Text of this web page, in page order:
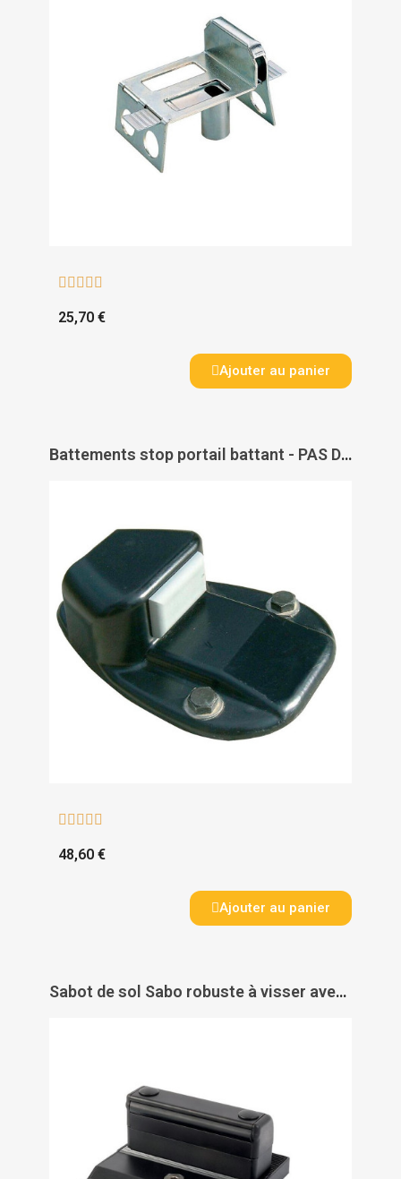
    
25,70 €
Ajouter au panier
Battements stop portail battant - PAS DE MARQUE
    
48,60 €
Ajouter au panier
Sabot de sol Sabo robuste à visser avec butée pour verrou de sol - LOCINOX